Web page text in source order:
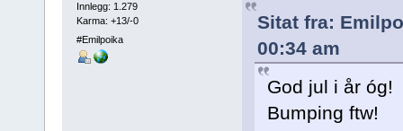
Innlegg: 1.279
Karma: +13/-0
#Emilpoika
Sitat fra:
00:34 am
God jul i år óg!
Bumping ftw!